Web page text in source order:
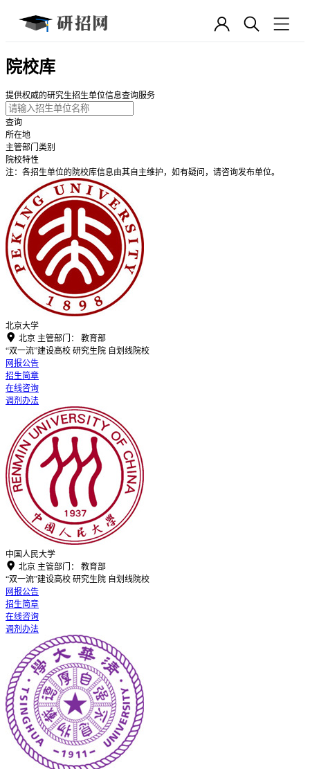
院校库
提供权威的研究生招生单位信息查询服务
查询
所在地
主管部门类别
院校特性
注：各招生单位的院校库信息由其自主维护，如有疑问，请咨询发布单位。
北京大学
 北京 主管部门：
教育部
“双一流”建设高校 研究生院 自划线院校
网报公告
招生简章
在线咨询
调剂办法
中国人民大学
 北京 主管部门：
教育部
“双一流”建设高校 研究生院 自划线院校
网报公告
招生简章
在线咨询
调剂办法